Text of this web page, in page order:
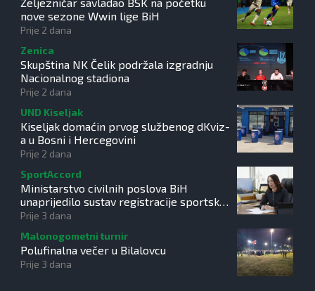
nove sezone Wwin lige BiH
Prije 2 dana
Zenica
Skupština NK Čelik podržala izgradnju
Nacionalnog stadiona
Prije 2 dana
UND Kiseljak
Kiseljak domaćin prvog službenog dKviz-
a u Bosni i Hercegovini
Prije 2 dana
SportAccord
Ministarstvo civilnih poslova BiH
unaprijedilo sustav registracije sportskih
organizacija
Prije 3 dana
Malonogometni turnir
Polufinalna večer u Bilalovcu
Prije 3 dana